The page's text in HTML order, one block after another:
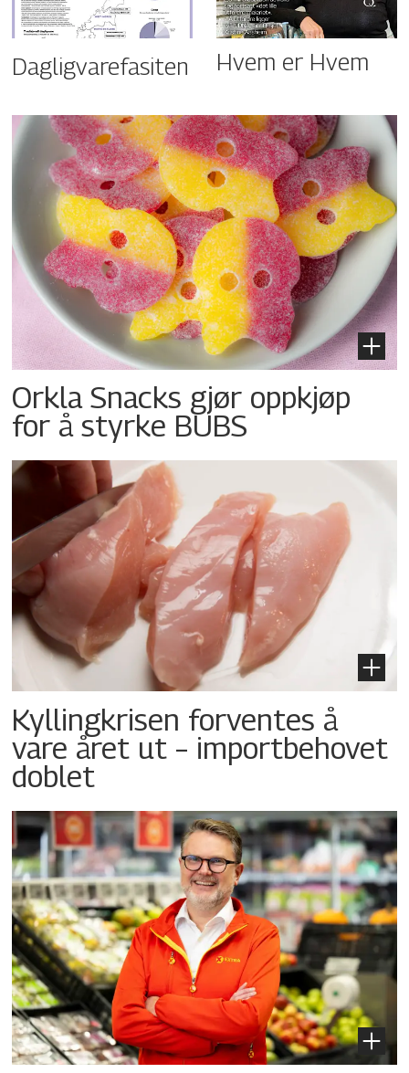
Dagligvarefasiten Hvem er Hvem
Orkla Snacks gjør oppkjøp
for å styrke BUBS
Kyllingkrisen forventes å
vare året ut – importbehovet
doblet